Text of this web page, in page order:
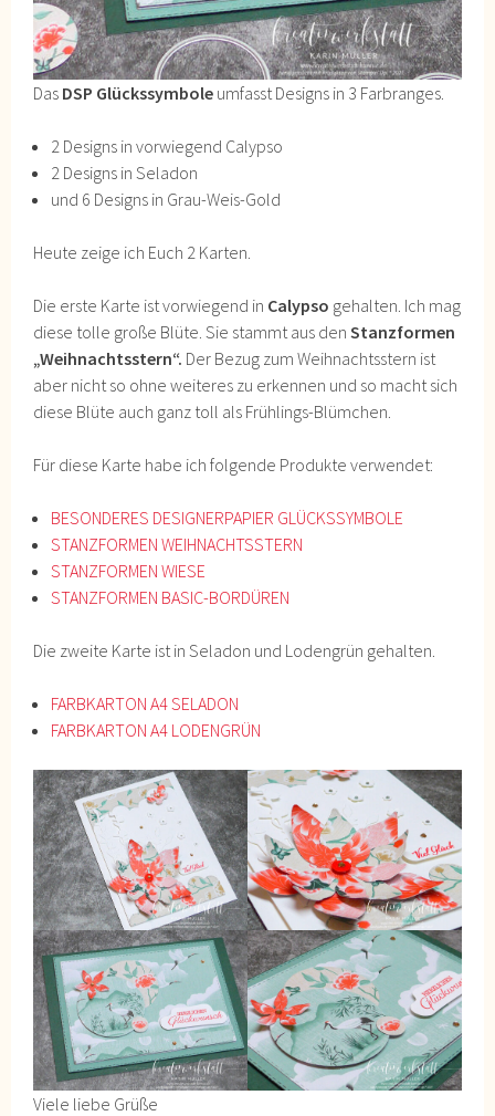
Das DSP Glückssymbole umfasst Designs in 3 Farbranges.
2 Designs in vorwiegend Calypso
2 Designs in Seladon
und 6 Designs in Grau-Weis-Gold
Heute zeige ich Euch 2 Karten.
Die erste Karte ist vorwiegend in Calypso gehalten. Ich mag
diese tolle große Blüte. Sie stammt aus denStanzformen
„Weihnachtsstern“. Der Bezug zum Weihnachtsstern ist
aber nicht so ohne weiteres zu erkennen und so macht sich
diese Blüte auch ganz toll als Frühlings-Blümchen.
Für diese Karte habe ich folgende Produkte verwendet:
BESONDERES DESIGNERPAPIER GLÜCKSSYMBOLE
STANZFORMEN WEIHNACHTSSTERN
STANZFORMEN WIESE
STANZFORMEN BASIC-BORDÜREN
Die zweite Karte ist in Seladon und Lodengrün gehalten.
FARBKARTON A4 SELADON
FARBKARTON A4 LODENGRÜN
Viele liebe Grüße